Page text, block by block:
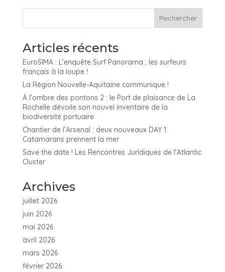
Articles récents
EuroSIMA : L’enquête Surf Panorama ; les surfeurs
français à la loupe !
La Région Nouvelle-Aquitaine communique !
À l’ombre des pontons 2 : le Port de plaisance de La
Rochelle dévoile son nouvel inventaire de la
biodiversité portuaire
Chantier de l’Arsenal : deux nouveaux DAY 1
Catamarans prennent la mer
Save the date ! Les Rencontres Juridiques de l’Atlantic
Cluster
Archives
juillet 2026
juin 2026
mai 2026
avril 2026
mars 2026
février 2026